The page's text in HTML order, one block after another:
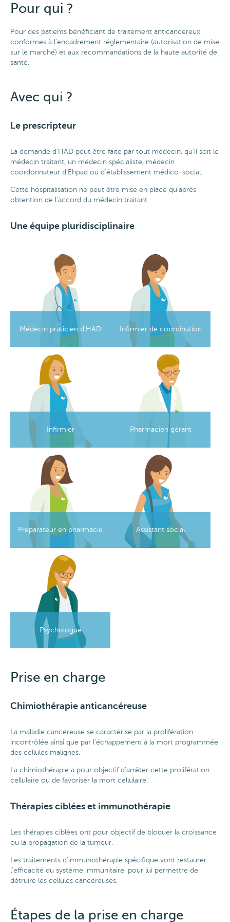
Pour qui ?
Pour des patients bénéficiant de traitement anticancéreux
conformes à l'encadrement réglementaire (autorisation de mise
sur le marché) et aux recommandations de la haute autorité de
santé.
Avec qui ?
Le prescripteur
La demande d'HAD peut être faite par tout médecin, qu'il soit le
médecin traitant, un médecin spécialiste, médecin
coordonnateur d'Ehpad ou d’établissement médico-social.
Cette hospitalisation ne peut être mise en place qu'après
obtention de l'accord du médecin traitant.
Une équipe pluridisciplinaire
Médecin praticien d'HAD Infirmier de coordination
Infirmier Pharmacien gérant
Préparateur en pharmacie Assistant social
Psychologue
Prise en charge
Chimiothérapie anticancéreuse
La maladie cancéreuse se caractérise par la prolifération
incontrôlée ainsi que par l’échappement à la mort programmée
des cellules malignes.
La chimiothérapie a pour objectif d'arrêter cette prolifération
cellulaire ou de favoriser la mort cellulaire.
Thérapies ciblées et immunothérapie
Les thérapies ciblées ont pour objectif de bloquer la croissance
ou la propagation de la tumeur.
Les traitements d’immunothérapie spécifique vont restaurer
l’efficacité du système immunitaire, pour lui permettre de
détruire les cellules cancéreuses.
Étapes de la prise en charge